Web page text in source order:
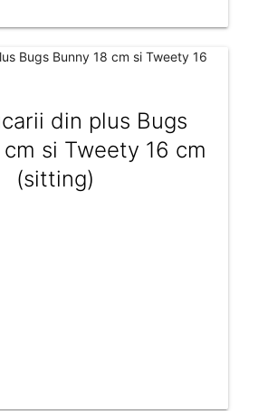
din plus Bugs
si Tweety 16 cm
(sitting)